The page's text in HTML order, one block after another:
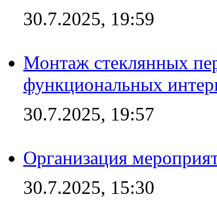
30.7.2025, 19:59
Монтаж стеклянных
функциональных
30.7.2025, 19:57
Организация
30.7.2025, 15:30